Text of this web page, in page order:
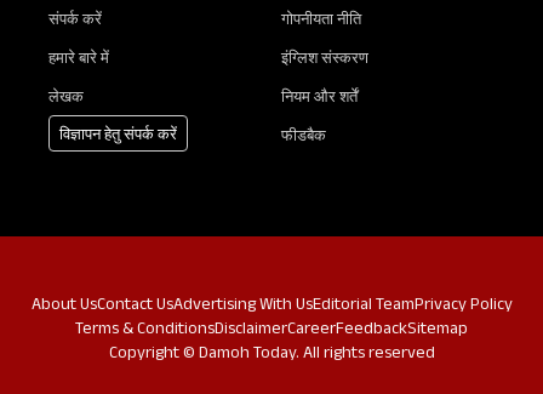
संपर्क करें
हमारे बारे में
लेखक
विज्ञापन हेतु संपर्क करें
गोपनीयता नीति
इंग्लिश संस्करण
नियम और शर्तें
फीडबैक
Copyright © Damoh Today. All rights reserved
About UsContact UsAdvertising With UsEditorial TeamPrivacy Policy
Terms & ConditionsDisclaimerCareerFeedbackSitemap